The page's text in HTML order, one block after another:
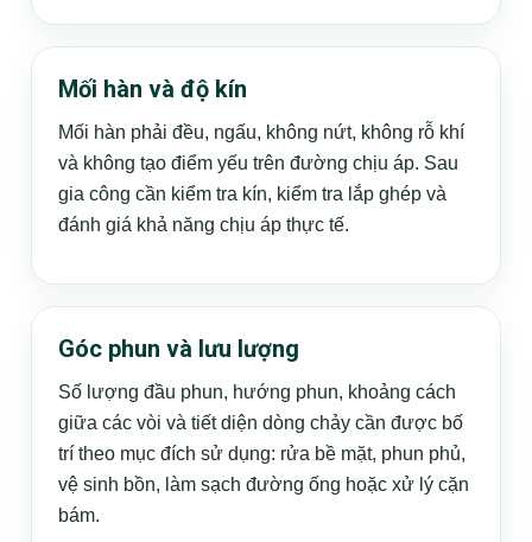
Mối hàn và độ kín
Mối hàn phải đều, ngấu, không nứt, không rỗ khí
và không tạo điểm yếu trên đường chịu áp. Sau
gia công cần kiểm tra kín, kiểm tra lắp ghép và
đánh giá khả năng chịu áp thực tế.
Góc phun và lưu lượng
Số lượng đầu phun, hướng phun, khoảng cách
giữa các vòi và tiết diện dòng chảy cần được bố
trí theo mục đích sử dụng: rửa bề mặt, phun phủ,
vệ sinh bồn, làm sạch đường ống hoặc xử lý cặn
bám.